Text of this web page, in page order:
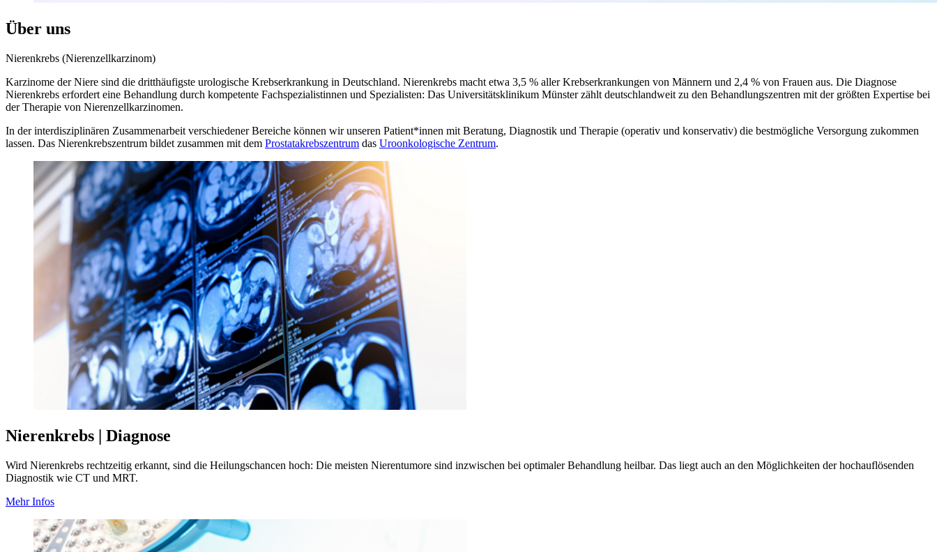
Über uns
Nierenkrebs (Nierenzellkarzinom)
Karzinome der Niere sind die dritthäufigste urologische Krebserkrankung in Deutschland. Nierenkrebs macht etwa 3,5 % aller Krebserkrankungen von Männern und 2,4 % von Frauen aus. Die Diagnose
Nierenkrebs erfordert eine Behandlung durch kompetente Fachspezialistinnen und Spezialisten: Das Universitätsklinikum Münster zählt deutschlandweit zu den Behandlungszentren mit der größten Expertise bei
der Therapie von Nierenzellkarzinomen.
In der interdisziplinären Zusammenarbeit verschiedener Bereiche können wir unseren Patient*innen mit Beratung, Diagnostik und Therapie (operativ und konservativ) die bestmögliche Versorgung zukommen
lassen. Das Nierenkrebszentrum bildet zusammen mit dem Prostatakrebszentrum das Uroonkologische Zentrum.
Nierenkrebs | Diagnose
Wird Nierenkrebs rechtzeitig erkannt, sind die Heilungschancen hoch: Die meisten Nierentumore sind inzwischen bei optimaler Behandlung heilbar. Das liegt auch an den Möglichkeiten der hochauflösenden
Diagnostik wie CT und MRT.
Mehr Infos